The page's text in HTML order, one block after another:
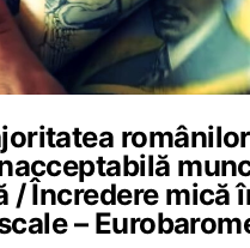
românilor
/ Încredere mică
–